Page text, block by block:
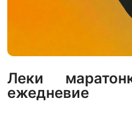
Леки
ежедневие